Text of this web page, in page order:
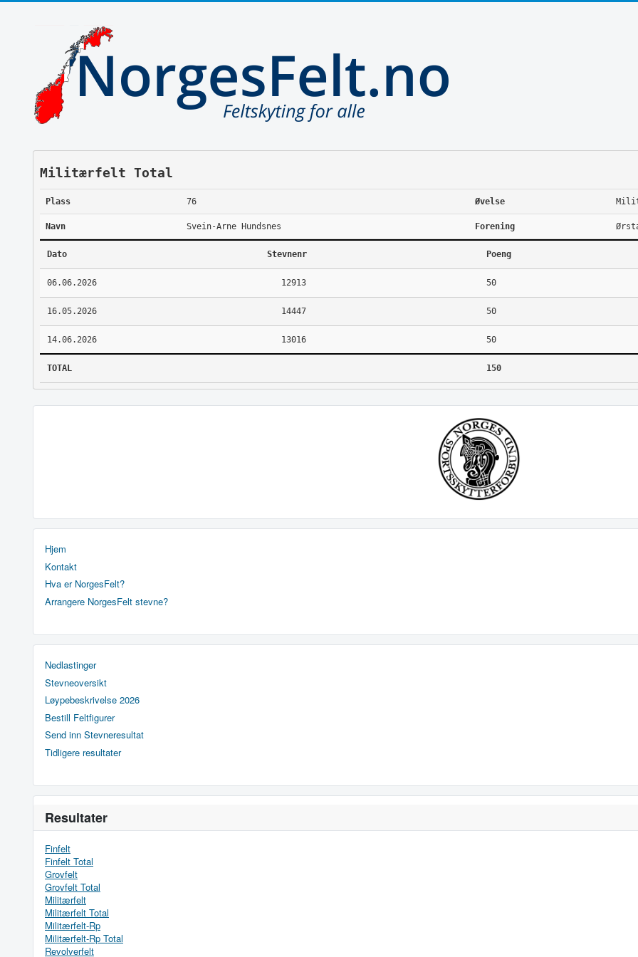
Militærfelt Total
Plass 76 Øvelse
Navn Svein-Arne Hundsnes Forening
Dato Stevnenr Poeng
06.06.2026 12913 50
16.05.2026 14447 50
14.06.2026 13016 50
TOTAL 150
Hjem
Kontakt
Hva er NorgesFelt?
Arrangere NorgesFelt stevne?
Nedlastinger
Stevneoversikt
Løypebeskrivelse 2026
Bestill Feltfigurer
Send inn Stevneresultat
Tidligere resultater
Resultater
Finfelt
Finfelt Total
Grovfelt
Grovfelt Total
Militærfelt
Militærfelt Total
Militærfelt-Rp
Militærfelt-Rp Total
Revolverfelt